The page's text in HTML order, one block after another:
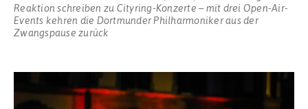
Reaktion schreiben zu Cityring-Konzerte – mit drei Open-Air-
Events kehren die Dortmunder Philharmoniker aus der
Zwangspause zurück